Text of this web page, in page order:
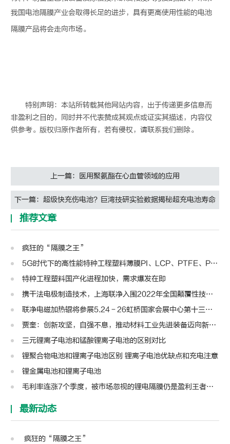
我国电池隔膜产业会取得长足的进步，具有更高使用性能的电池
隔膜产品将会走向市场。
特别声明：本站所转载其他网站内容，出于传递更多信息而
非盈利之目的，同时并不代表赞成其观点或证实其描述，内容仅
供参考。版权归原作者所有，若有侵权，请联系我们删除。
上一篇：医用聚氨酯在心血管领域的应用
下一篇：超级快充伤电池？巨湾技研实验数据揭秘超充电池寿命
推荐文章
疯狂的“隔膜之王”
5G时代下的高性能特种工程塑料薄膜PI、LCP、PTFE、PPS、PEEK、PEN
特种工程塑料国产化进程加快，需求爆发在即
携干法电极制造技术，上海联净入围2022年全国颠覆性技术创新大赛
联净电磁加热辊将参展5.24－26虹桥国家会展中心第十三届模切展
贾奎：创新攻坚，自强不息，推动材料工业先进装备迈向新高度 | 高转先锋人物
三元锂离子电池和锰酸锂离子电池的区别对比
锂聚合物电池和锂离子电池区别 锂离子电池优缺点和充电注意
锂金属电池和锂离子电池
毛利率连涨7个季度，被市场忽视的锂电隔膜仍是盈利王者？| 见智研究
最新动态
疯狂的“隔膜之王”